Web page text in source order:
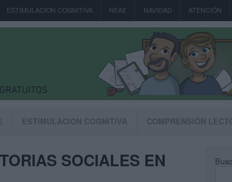
ESTIMULACION COGNITIVA NEAE NAVIDAD ATENCIÓN
ESTIMULACION COGNITIVA COMPRENSIÓN
SOCIALES EN